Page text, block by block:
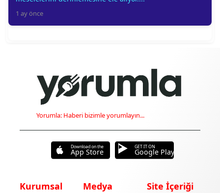
1 ay önce
Yorumla: Haberi bizimle yorumlayın...
Download on the
App Store
GET IT ON
Google Play
Kurumsal Medya Site İçeriği